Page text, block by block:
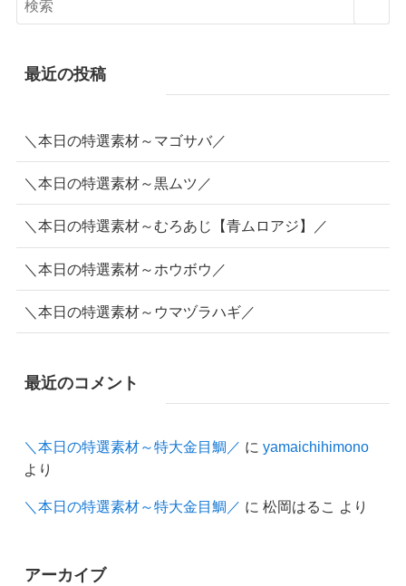
最近の投稿
＼本日の特選素材～マゴサバ／
＼本日の特選素材～黒ムツ／
＼本日の特選素材～むろあじ【青ムロアジ】／
＼本日の特選素材～ホウボウ／
＼本日の特選素材～ウマヅラハギ／
最近のコメント
＼本日の特選素材～特大金目鯛／ に yamaichihimono
より
＼本日の特選素材～特大金目鯛／ に 松岡はるこ より
アーカイブ